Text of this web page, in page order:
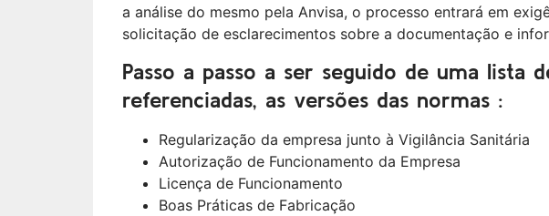
a análise do mesmo pela Anvisa, o processo entrará em
solicitação de esclarecimentos sobre a documentação e
Passo a passo a ser seguido de uma lista
referenciadas, as versões das normas :
Regularização da empresa junto à Vigilância Sanitária
Autorização de Funcionamento da Empresa
Licença de Funcionamento
Boas Práticas de Fabricação